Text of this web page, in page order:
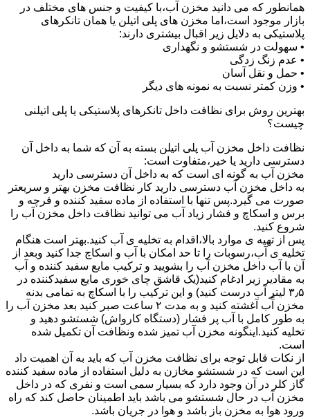
همانطور که می دانید مخزن آب،با کیفیت و جنس های مختلف در
بازار موجود است،اما مخزن های پلی اتیلن یا همان تانکرهای
پلاستیکی به دلایل زیر اقبال بیشتری دارند:
• سهولت در شستشو و نگهداری
• عدم زنگ زدگی
• حمل و نقل آسان
• وزن کمتر نسبت به نمونه های دیگر
بهترین روش برای نظافت داخل تانکرهای پلاستیکی یا پلی اتیلنی
چیست؟
نظافت داخل مخزن آب پلی اتیلن بسته به آن که شما به داخل آن
دسترسی دارید یا خیر،متفاوت است:
مخزن آب به گونه ای است که به داخل آن دسترسی دارید
به داخل مخزن آب دسترسی دارید کار نظافت مخزن بهتر و سریعتر
صورت می گیرد.پس تنها با استفاده از ماده سفید کننده و فرچه و
برس و اسکاچ و فشار زیاد آب می توانید نظافت داخل مخزن آب را
شروع کنید.
پس از تهیه ی موارد بالا،اقدام به تخلیه ی آب کنید.بهتر است هنگام
تخلیه ی آب،رسوبات را تا حد امکان با آب و اسکاچ جدا کنید وبعد از
آن با آب داخل مخزن آب را بشویید و ترکیب مایع سفید کننده و آب
به مقادیر زیر ادغام کنید(یک قاشق چای خوری مایع سفیدکننده در
۳٫۵ لیتر آب درست کنید) و این ترکیب را با اسکاچ به تمامی بدنه
مخزن آّب آغشته کنید و به مدت ۲ ساعت صبر کنید بعد مخزن آب را
به طور کامل با آب پر فشار (دستگاه کارواش) شستشو دهید و
تخلیه کنید.اینگونه مخزن آب تمیز شده ونظافت آن تکمیل شده
است.
از نکات قابل توجه برای نظافت مخزن آب که باید به آن اهمیت داد
این است که در شستشو مخازن به دلیل استفاده از ماده سفید کننده
گاز کلر در آن وجود دارد که بسیار سمی است و نفری که در داخل
مخزن آب در حال شستشو می باشد باید اطمینان حاصل کند که راه
ورود هوا به مخزن باز باشد و هوا در جریان باشد.